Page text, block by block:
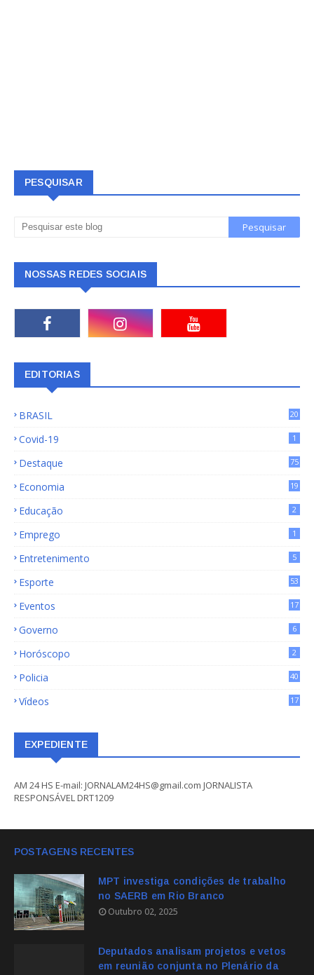
PESQUISAR
NOSSAS REDES SOCIAIS
EDITORIAS
BRASIL
20
Covid-19 1
Destaque
75
Economia
19
Educação 2
Emprego 1
Entretenimento 5
Esporte 53
Eventos 17
Governo 6
Horóscopo 2
Policia 40
Vídeos 17
EXPEDIENTE
AM 24 HS E-mail: JORNALAM24HS@gmail.com JORNALISTA
RESPONSÁVEL DRT1209
POSTAGENS RECENTES
MPT investiga condições de trabalho
no SAERB em Rio Branco
Outubro 02, 2025
Deputados analisam projetos e vetos
em reunião conjunta no Plenário da